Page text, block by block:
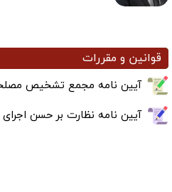
قوانین و مقررات
آیین نامه مجمع تشخیص
آیین نامه نظارت بر حسن